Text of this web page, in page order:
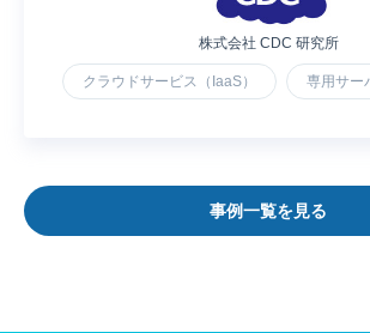
株式会社 CDC 研究所
クラウドサービス（IaaS） 専用サー
事例一覧を見る